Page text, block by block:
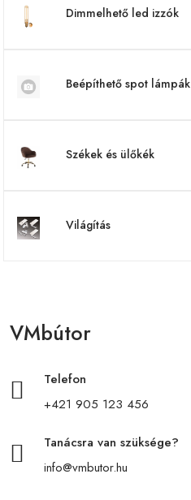
Dimmelhető led izzók
Beépíthető spot lámpák
Székek és ülőkék
Világítás
VMbútor
Telefon
+421 905 123 456
Tanácsra van szüksége?
info@vmbutor.hu